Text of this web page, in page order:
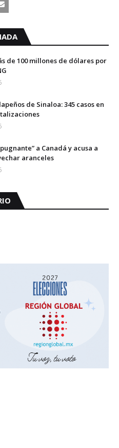
de 100 millones de dólares por
de Sinaloa: 345 casos en
a Canadá y acusa a
aranceles